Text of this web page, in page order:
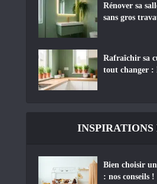
Rénover sa
sans gros
Rafraîchir sa
tout changer :
INSPIRATIONS
Bien choisir
: nos conseils !